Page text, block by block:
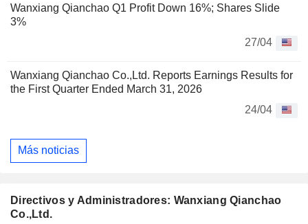
Wanxiang Qianchao Q1 Profit Down 16%; Shares Slide
3%
27/04
Wanxiang Qianchao Co.,Ltd. Reports Earnings Results for
the First Quarter Ended March 31, 2026
24/04
Más noticias
Directivos y Administradores: Wanxiang Qianchao
Co.,Ltd.